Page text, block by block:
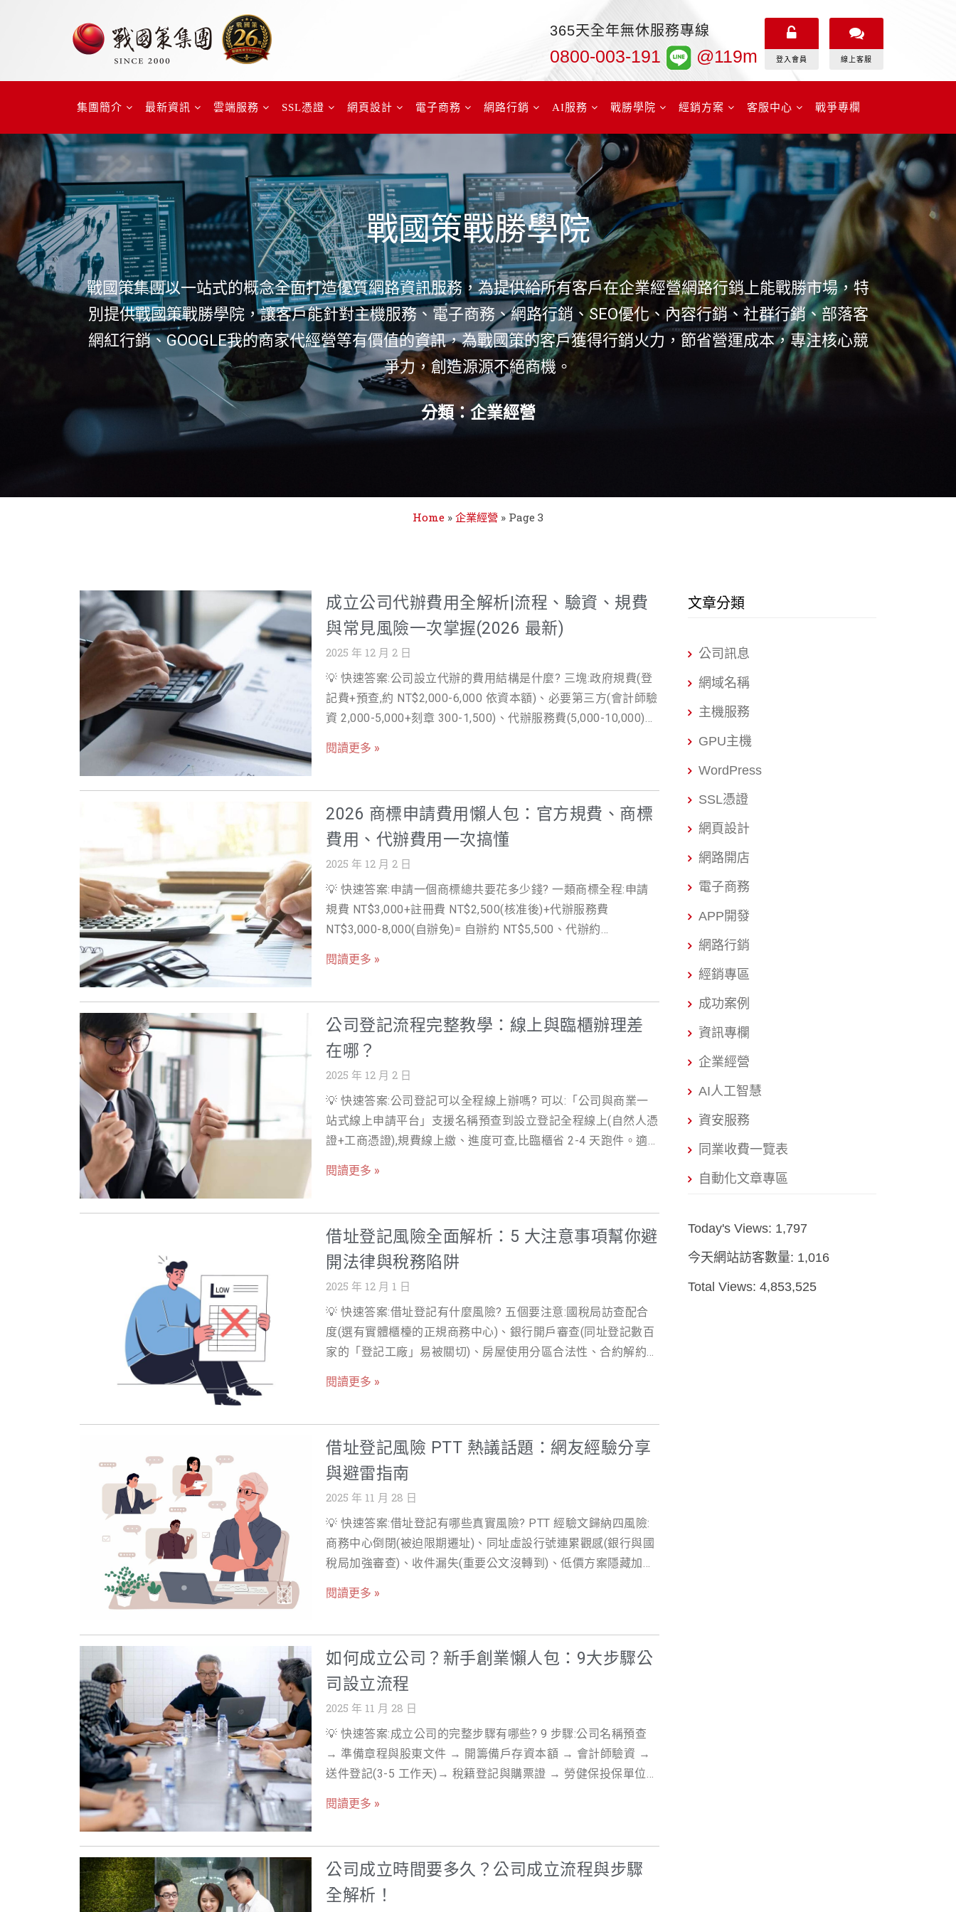
365天全年無休服務專線
0800-003-191 @119m 登入會員 線上客服
集團簡介 最新資訊 雲端服務 SSL憑證 網頁設計 電子商務 網路行銷 AI服務 戰勝學院 經銷方案 客服中心 戰爭專欄
戰國策戰勝學院
戰國策集團以一站式的概念全面打造優質網路資訊服務，為提供給所有客戶在企業經營網路行銷上能戰勝市場，特
別提供戰國策戰勝學院，讓客戶能針對主機服務、電子商務、網路行銷、SEO優化、內容行銷、社群行銷、部落客
網紅行銷、GOOGLE我的商家代經營等有價值的資訊，為戰國策的客戶獲得行銷火力，節省營運成本，專注核心競
爭力，創造源源不絕商機。
分類：企業經營
Home » 企業經營 » Page 3
成立公司代辦費用全解析|流程、驗資、規費
與常見風險一次掌握(2026 最新)
2025 年 12 月 2 日
💡 快速答案:公司設立代辦的費用結構是什麼? 三塊:政府規費(登
記費+預查,約 NT$2,000-6,000 依資本額)、必要第三方(會計師驗
資 2,000-5,000+刻章 300-1,500)、代辦服務費(5,000-10,000)。
慮的過程。你一方面想趕快完成成立公司登記，開始接案、開立
發票、簽合約；另一方面又被一連串流程卡住——公司名稱預
查、資本額簽證、股東資料、章程、營業項目、營業地址、送件
重送，時間一拖就是好幾週。 很多人一開始為了省錢，打算自己
跑完整套流程，結果發現不只耗掉大量時間，還要一邊查公司
法、一邊問朋友，甚至被政府機關退件好幾次。更尷尬的是：市
場已經在動，競爭對手的公司早就設立完成，你還卡在準備文
的行政程序交給熟悉流程、懂法規的人處理，自己專心去談客
戶、做產品、跑市場。簡單說，付出一筆合理的成立公司代辦費
用，換回來的是：時間、合法性、以及少很多踩雷的機會。 但現
實上，市面上的公司登記代辦品質落差很大，報價從幾千到幾萬
元都有。有的強調「超低價」，卻在過程中不斷加收額外費用；
有的強調「一站式包辦」，但你根本看不懂實際包含哪些服務。
因此，搞懂成立公司代辦費用行情、費用組成與合理區間，就變
整個遊戲規則。 一、為什麼需要成立公司代辦？時間、專業與風
個直覺是：「自己跑就好啊，可以省下一筆代辦費用。」但實際
上，你省下的是現金，付出的卻是時間、心力，還有看不到的風
險。 自行辦理時，你得自己研究成立公司登記流程、填各式表
辦。 一旦文件內容有錯、附件不全、營業項目選錯，常常就是
「整份退回重來」，流程被硬生生再往後推。 如果你現在手上已
經有客戶在排隊，或正在申請補
閱讀更多 »
2026 商標申請費用懶人包：官方規費、商標
費用、代辦費用一次搞懂
2025 年 12 月 2 日
💡 快速答案:申請一個商標總共要花多少錢? 一類商標全程:申請
規費 NT$3,000+註冊費 NT$2,500(核准後)+代辦服務費
NT$3,000-8,000(自辦免)= 自辦約 NT$5,500、代辦約
「好看」的圖樣，而是企業非常重要的無形資產。它代表產品與
服務的來源，是消費者辨識你、信任你、願意持續回購的關鍵。
經營得好的商標與品牌名稱，長期下來會變成非常有份量的資
常不是設計，而是： 「商標費用到底要多少？」「自己申請比較
省，還是應該找代辦？」 你可能也正在掙扎：到底要不要自己上
經濟部智慧財產局網站研究流程、線上申請，盡量把商標申請費
用壓到最低？還是乾脆付一筆商標代辦費用，把風險和流程都交
價格，往往會因為這幾件事被大幅放大： 一開始檢索沒做好，被
駁回後重申 類別選錯，未來產品線無法受到保護 商品／服務名
稱寫法不合規，被要求補正、來回往返 不會寫答辯書，只能接受
駁回，重新再申請一次 這些錯誤，常常讓人付出「雙倍商標費用
＋時間成本」。 因此，本篇把 2026 年台灣的商標申請費用完整
拆開來看，幫你釐清： 官方規費到底怎麼算？ 真正最低的商標
申請價格是多少？ 自己辦與找代辦，總成本與風險怎麼比較？
「從申請到核准的整體成本構成」，也可以搭配延伸閱讀👉 商
解，會更有全貌。 商標申請費用：先弄懂官方規費，再談商標費
用申請策略 不管你是自己申請、請事務所、還是找品牌顧問代
辦，有一塊商標費用是任何人都逃不掉的，就是經濟部智慧財產
基，也是你在比較 DIY 與代辦報價時必須最先看懂的地方。 台灣
商標申請費用的官方規費結構 目前台灣採用國際通用
閱讀更多 »
公司登記流程完整教學：線上與臨櫃辦理差
在哪？
2025 年 12 月 2 日
💡 快速答案:公司登記可以全程線上辦嗎? 可以:「公司與商業一
站式線上申請平台」支援名稱預查到設立登記全程線上(自然人憑
證+工商憑證),規費線上繳、進度可查,比臨櫃省 2-4 天跑件。適合
間較大。 在台灣，將一個創新的想法轉化為具體的事業體，公司
受稅務優惠的基石。然而，對於許多初次創業的新手而言，繁瑣
的行政程序、複雜的文件準備，以及對「線上辦理」與「臨櫃辦
理」兩種途徑的陌生感，往往成為他們踏出第一步的巨大心理障
上公司登記，還是傳統穩妥的臨櫃申請？兩種方式在費用、時
程、文件準備上有何差異？又該如何確保在整個公司登記流程中
不遺漏任何重要環節？ 本文將以專業且易懂的語調，為您提供一
份最完整的公司登記流程深度教學與實務操作指南。我們將詳細
過本文的指引，您都能選擇最適合自己的公司登記途徑，以最有
效率的方式，順利完成公司設立登記，專注於您的事業藍圖。 公
司登記流程該從哪開始？先搞清楚「公司登記」與「商業登記」
的差別 許多創業者常將「公司登記」與「商業登記」混為一談。
事實上，兩者存在本質上的區別。公司登記依據《公司法》辦
理，指設立「公司」組織（如有限公司、股份有限公司），具有
獨立的法人格，能夠以公司名義進行法律行為。商業登記則依據
格，負責人須負無限責任。選擇公司組織，不僅能保障股東的有
灣，常見的公司類型主要有兩種： 有限公司：股東人數較少，股
東會的權力集中，適合小型或家族企業。股東以其出資額為限，
對公司負有限責任。 股份有限公司：股東人數較多，股權分散，
（延伸閱讀：開公司需要什麼條件？資格、文件與資金準備深度
教學 ） 公司登記流程：標準五大步驟完整教學 無論您選擇線上
或臨櫃辦理，公司登記流程的核心步驟是固定且不可跳過的。掌
握這些步驟，是確保順利完成公司登記的關
閱讀更多 »
借址登記風險全面解析：5 大注意事項幫你避
開法律與稅務陷阱
2025 年 12 月 1 日
💡 快速答案:借址登記有什麼風險? 五個要注意:國稅局訪查配合
度(選有實體櫃檯的正規商務中心)、銀行開戶審查(同址登記數百
家的「登記工廠」易被關切)、房屋使用分區合法性、合約解約條
法且划算的方案;選錯則處處是雷。 輕資產創業的隱憂——深入解
許公司將登記地址與實際辦公地點分離，極大地提高了創業的彈
性。然而，許多創業者僅看到低廉的費用，卻忽略了借址登記風
險背後潛在的法律、稅務與行政陷阱。一旦處理不當，輕則面臨
罰鍰、稅務追繳。本文將全面解析借址登記風險的五大面向，並
提供五大借址登記注意事項，幫助您避免借址登記違法的陷阱，
確保事業穩健發展。 深度解析借址登記風險與實務操作指南 借
址登記本身並非借址登記違法。相關法規未禁止公司將登記地址
險一：稅務稽查與「虛設行號」的認定 這是最嚴重的借址登記風
險。國稅局認定「營業地址」須具備實際「聯絡」與「收發文
件」功能，不得有虛設行號嫌疑。被認定為「虛設行號」後，後
果極為嚴重，包括補稅與 1 至 3 倍罰鍰追繳、勒令停業、負責人
信用受損。創業者必須確保登記地址功能完善，並隨時準備好證
明公司的真實營運狀況。 借址登記風險二：土地使用分區與稅率
變動：住家登記的隱藏成本 使用「住家」或「親友地址」登記，
址時，房屋稅率將從自用住宅（1.2%）改為營業用（3% 至
格一：住家與營業用地址的稅率比較 稅目 自用住宅稅率 營業用
稅率 借址登記風險影響 房屋稅 1.2% 3% ~ 5% 稅負增加，且無法
享受自用住宅優惠 地價稅 0.2% 1% ~ 5.5% 稅負增加，且可能影
閱讀更多 »
借址登記風險 PTT 熱議話題：網友經驗分享
與避雷指南
2025 年 11 月 28 日
💡 快速答案:借址登記有哪些真實風險? PTT 經驗文歸納四風險:
商務中心倒閉(被迫限期遷址)、同址虛設行號連累觀感(銀行與國
稅局加強審查)、收件漏失(重要公文沒轉到)、低價方案隱藏加
通知?)、合約的退場條款。 深度解析 PTT 網友們關於借址登記
設立地址」的選擇。 痛點一：租金壓力：實體辦公室動輒數萬元
的租金，對於尚未有穩定現金流的新創公司來說，是沉重的負
擔。 痛點二：自宅登記的風險：如果將公司登記在自宅，可能面
持有成本，且未來出售時可能影響房地合一稅的適用。 痛點三：
形象與專業度：許多行業需要一個位於商業區的地址，以建立專
業、可信賴的企業形象。 正是在這樣的背景下，借址登記服務應
運而生，它提供了一個完美的解決方案：以極低的成本，在精華
「借址登記」一直是熱門關鍵字。網友們的討論核心，往往圍繞
在以下幾個問題：合法性疑慮、費用與服務差異、國稅局查核機
率、以及產業限制。 這些討論反映了創業者對於成本控制與法規
閱讀更多 »
如何成立公司？新手創業懶人包：9大步驟公
司設立流程
2025 年 11 月 28 日
💡 快速答案:成立公司的完整步驟有哪些? 9 步驟:公司名稱預查
→ 準備章程與股東文件 → 開籌備戶存資本額 → 會計師驗資 →
送件登記(3-5 工作天)→ 稅籍登記與購票證 → 勞健保投保單位
地的，往往是最不起眼的一件事 ——公司到底要怎麼設立？ 你可
能也跟大多數新手創業者一樣，看過一堆教學、影片、懶人包，
閱讀更多 »
公司成立時間要多久？公司成立流程與步驟
全解析！
文章分類
公司訊息
網域名稱
主機服務
GPU主機
WordPress
SSL憑證
網頁設計
網路開店
電子商務
APP開發
網路行銷
經銷專區
成功案例
資訊專欄
企業經營
AI人工智慧
資安服務
同業收費一覽表
自動化文章專區
Today's Views: 1,797
今天網站訪客數量: 1,016
Total Views: 4,853,525